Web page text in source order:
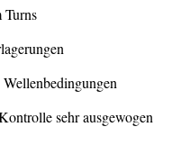
Turns
sehr ausgewogen